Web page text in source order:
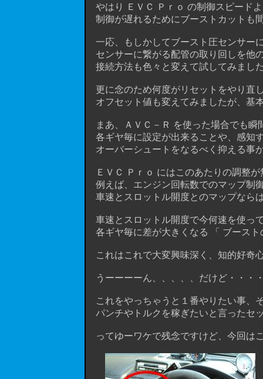
やはり ＥＶＣ Ｐｒｏ の制御スピード
制御が遅れるためにブーストカットも
一応、もしかしてブースト圧センサー
センサーに繋がる配管の取り回しを他
接続方法も色々と変えて試してみまし
更に念のため何度がリセットをやり直
オフセット値も変えてみましたが、基
まあ、ＡＶＣ－Ｒ を使った場合でも瞬
各ギヤ毎に設定が出来ることや、感知
オーバーシュートをなるべく抑える事
ＥＶＣ Ｐｒｏ にはこのあたりの調整
例えば、エンジン回転数でのマップ制
車速とスロットル開度とのマップなら
車速とスロットル開度で今何速を使っ
各ギヤ毎に差が大きくなる 「 ブースト
これはこれで大変興味深く、知的好奇
うーーーーん、、、、、だけど・・・
これをやっちゃうと１番やりたい事、
パンチやトルクを稼ぎたいと言ったセ
ってゆーワケで残念ですけど、今回は